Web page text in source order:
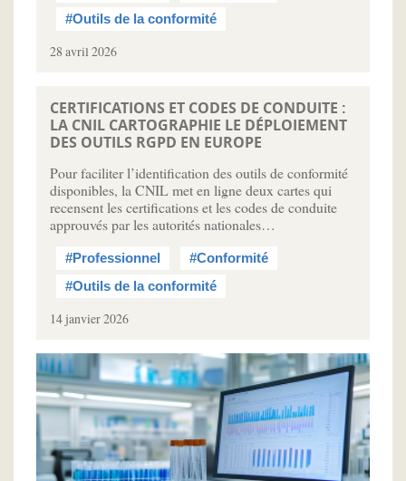
#Outils de la conformité
28 avril 2026
CERTIFICATIONS ET CODES DE CONDUITE :
LA CNIL CARTOGRAPHIE LE DÉPLOIEMENT
DES OUTILS RGPD EN EUROPE
Pour faciliter l’identification des outils de conformité
disponibles, la CNIL met en ligne deux cartes qui
recensent les certifications et les codes de conduite
approuvés par les autorités nationales…
#Professionnel
#Conformité
#Outils de la conformité
14 janvier 2026